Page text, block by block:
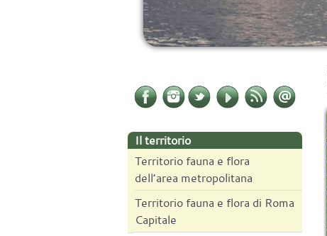
Il territorio
Territorio fauna e flora
dell’area metropolitana
Territorio fauna e flora di Roma
Capitale